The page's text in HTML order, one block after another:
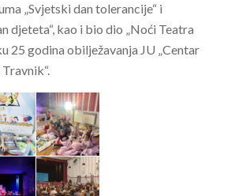
„Svjetski dan tolerancije“ i
djeteta“, kao i bio dio „Noći Teatra
25 godina obilježavanja JU „Centar